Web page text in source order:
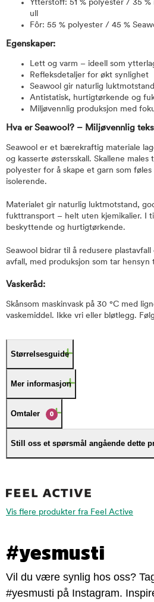
Ytterstoff: 51 % polyester / 35
ull
Fôr: 55 % polyester / 45 %
Egenskaper:
Lett og varm – ideell som
Refleksdetaljer for økt synlighet
Seawool gir naturlig
Antistatisk, hurtigtørkende og
Miljøvennlig produksjon med
Hva er Seawool? – Miljøvennlig
Seawool er et bærekraftig materiale
og kasserte østersskall. Skallene
polyester for å skape et garn som
isolerende.
Materialet gir naturlig luktmotstand,
fukttransport – helt uten kjemikalier. I
beskyttende og hurtigtørkende.
Seawool bidrar til å redusere
avfall, med produksjon som tar hensyn
Vaskeråd:
Skånsom maskinvask på 30 °C med
vaskemiddel. Ikke vri eller bløtlegg.
Størrelsesguide
Mer informasjon
Omtaler 0
Still oss et spørsmål angående dette
Vis flere produkter fra Feel Active
#yesmusti
Vil du være synlig hos oss?
#yesmusti på Instagram.